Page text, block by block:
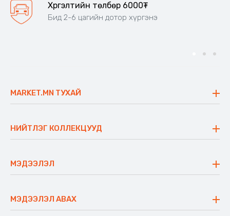
Хүргэлтийн төлбөр 6000₮
Бид 2-6 цагийн дотор хүргэнэ
MARKET.MN ТУХАЙ
Үнэт зүйлс
Ажлын байр
Блог
НИЙТЛЭГ КОЛЛЕКЦУУД
Сүүдрэвч
Аяны ширээ
Аяны түшлэгтэй сандал
МЭДЭЭЛЭЛ
Буцаалтын журам
Захиалга шалгах
МЭДЭЭЛЭЛ АВАХ